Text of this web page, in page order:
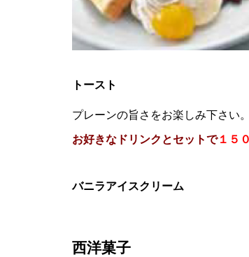
トースト
プレーンの旨さをお楽しみ下さい。
お好きなドリンクとセットで１５
バニラアイスクリーム
西洋菓子